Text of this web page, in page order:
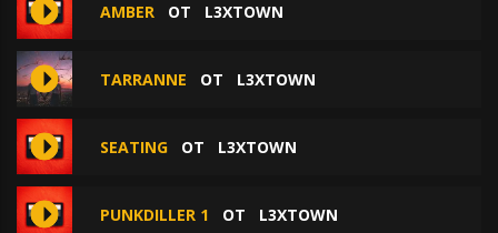
AMBER ОТ L3XTOWN
TARRANNE ОТ L3XTOWN
SEATING ОТ L3XTOWN
PUNKDILLER 1 ОТ L3XTOWN